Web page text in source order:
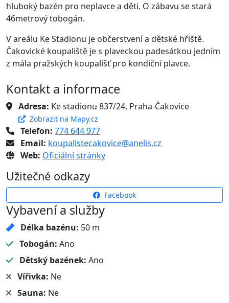
hluboký bazén pro neplavce a děti. O zábavu se stará
46metrový tobogán.
V areálu Ke Stadionu je občerstvení a dětské hřiště.
Čakovické koupaliště je s plaveckou padesátkou jedním
z mála pražských koupališť pro kondiční plavce.
Kontakt a informace
Adresa: Ke stadionu 837/24, Praha-Čakovice
Zobrazit na Mapy.cz
Telefon: 774 644 977
Email: koupalistecakovice@anelis.cz
Web: Oficiální stránky
Užitečné odkazy
Facebook
Vybavení a služby
Délka bazénu: 50 m
Tobogán: Ano
Dětský bazének: Ano
Vířivka: Ne
Sauna: Ne